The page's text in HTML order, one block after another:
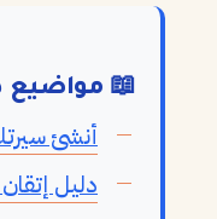
📖 مواضيع
أنشئ
دليل إتقان